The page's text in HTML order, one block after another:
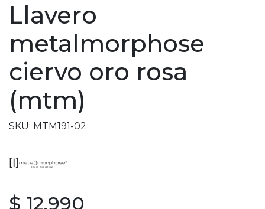
Llavero
metalmorphose
ciervo oro rosa
(mtm)
SKU: MTM191-02
$ 12.990